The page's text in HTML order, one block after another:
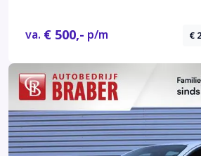
va. € 500,- p/m €